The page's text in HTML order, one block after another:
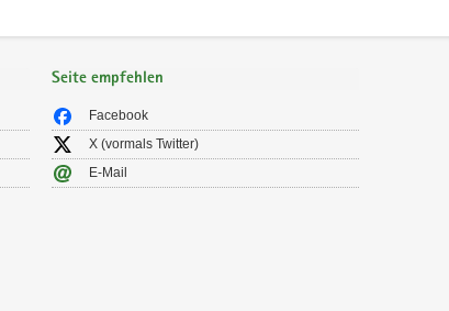
Seite empfehlen
Facebook
X (vormals Twitter)
E-Mail